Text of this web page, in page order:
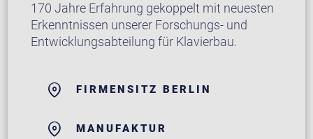
170 Jahre Erfahrung gekoppelt mit neuesten
Erkenntnissen unserer Forschungs- und
Entwicklungsabteilung für Klavierbau.
FIRMENSITZ BERLIN
MANUFAKTUR